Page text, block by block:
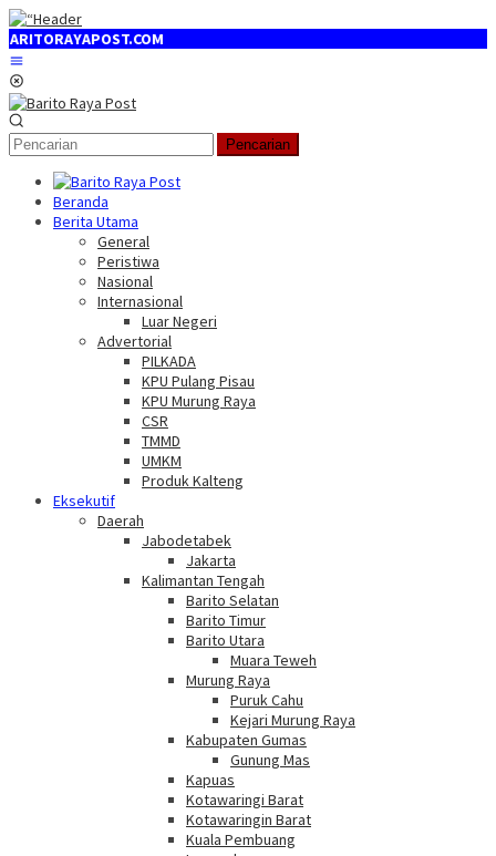
Loncat
ke
konten
Pencarian
Beranda
Berita Utama
General
Peristiwa
Nasional
Internasional
Luar Negeri
Advertorial
PILKADA
KPU Pulang Pisau
KPU Murung Raya
CSR
TMMD
UMKM
Produk Kalteng
Eksekutif
Daerah
Jabodetabek
Jakarta
Kalimantan Tengah
Barito Selatan
Barito Timur
Barito Utara
Muara Teweh
Murung Raya
Puruk Cahu
Kejari Murung Raya
Kabupaten Gumas
Gunung Mas
Kapuas
Kotawaringi Barat
Kotawaringin Barat
Kuala Pembuang